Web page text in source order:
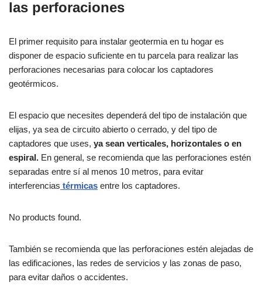
las perforaciones
El primer requisito para instalar geotermia en tu hogar es
disponer de espacio suficiente en tu parcela para realizar las
perforaciones necesarias para colocar los captadores
geotérmicos.
El espacio que necesites dependerá del tipo de instalación que
elijas, ya sea de circuito abierto o cerrado, y del tipo de
captadores que uses, ya sean verticales, horizontales o en
espiral. En general, se recomienda que las perforaciones estén
separadas entre sí al menos 10 metros, para evitar
interferencias térmicas entre los captadores.
No products found.
También se recomienda que las perforaciones estén alejadas de
las edificaciones, las redes de servicios y las zonas de paso,
para evitar daños o accidentes.